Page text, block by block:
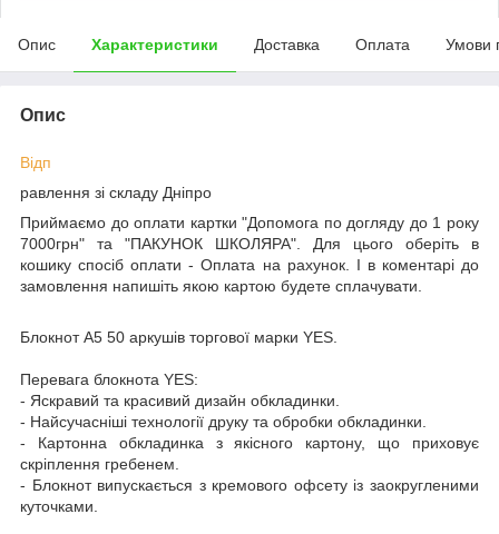
Опис Характеристики Доставка Оплата Умови
Опис
Відп
равлення зі складу Дніпро
Приймаємо до оплати картки "Допомога по догляду до 1 року
7000грн" та "ПАКУНОК ШКОЛЯРА". Для цього оберіть в
кошику спосіб оплати - Оплата на рахунок. І в коментарі до
замовлення напишіть якою картою будете сплачувати.
Блокнот А5 50 аркушів торгової марки YES.
Перевага блокнота YES:
- Яскравий та красивий дизайн обкладинки.
- Найсучасніші технології друку та обробки обкладинки.
- Картонна обкладинка з якісного картону, що приховує
скріплення гребенем.
- Блокнот випускається з кремового офсету із заокругленими
куточками.